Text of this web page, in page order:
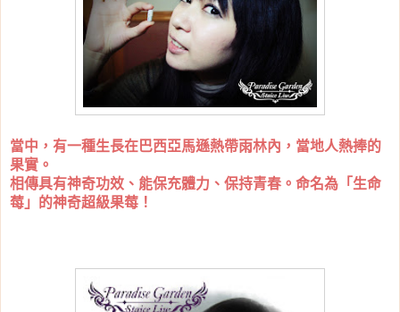
當中，有一種生長在巴西亞馬遜熱帶雨林內，當地人熱捧的
果實。
相傳具有神奇功效、能保充體力、保持青春。命名為「生命
莓」的神奇超級果莓！